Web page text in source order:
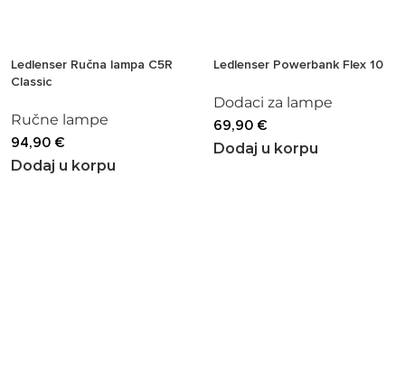
Ledlenser Ručna lampa C5R
Classic
Ručne lampe
94,90 €
Dodaj u korpu
Ledlenser Powerbank Flex 10
Dodaci za lampe
69,90 €
Dodaj u korpu